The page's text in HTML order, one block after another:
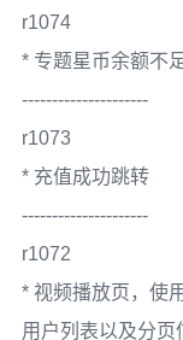
r1074
* 专题星币余额不
---------------------
r1073
* 充值成功跳转
---------------------
r1072
* 视频播放页，使
用户列表以及分页